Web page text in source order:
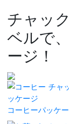
チャッ
ベルで
ージ！
コーヒーパッケ